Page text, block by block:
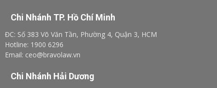
Chi Nhánh TP. Hồ Chí Minh
ĐC: Số 383 Võ Văn Tần, Phường 4, Quận 3, HCM
Hotline: 1900 6296
Email: ceo@bravolaw.vn
Chi Nhánh Hải Dương